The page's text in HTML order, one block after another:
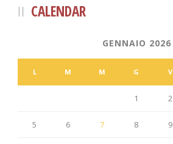
CALENDAR
GENNAIO 2026
L M M G V
1 2
5 6 7 8 9